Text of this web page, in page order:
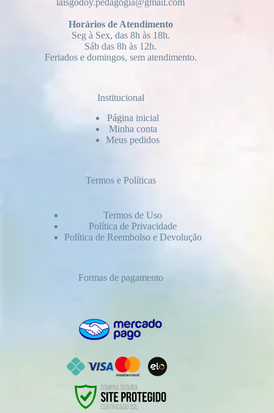
laisgodoy.pedagogia@gmail.com
Horários de Atendimento
Seg à Sex, das 8h às 18h.
Sáb das 8h às 12h.
Feriados e domingos, sem atendimento.
Institucional
Página inicial
Minha conta
Meus pedidos
Termos e Políticas
Termos de Uso
Política de Privacidade
Política de Reembolso e Devolução
Formas de pagamento